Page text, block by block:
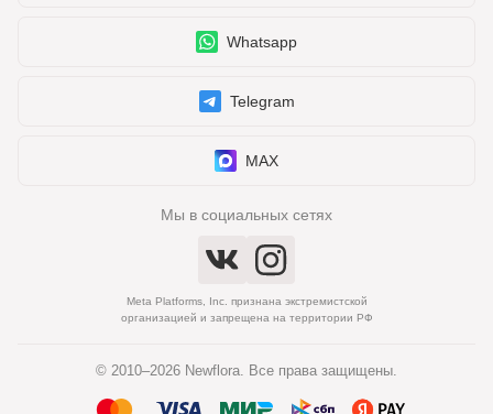
Whatsapp
Telegram
MAX
Мы в социальных сетях
Meta Platforms, Inc. признана экстремистской
организацией и запрещена на территории РФ
© 2010–2026 Newflora. Все права защищены.